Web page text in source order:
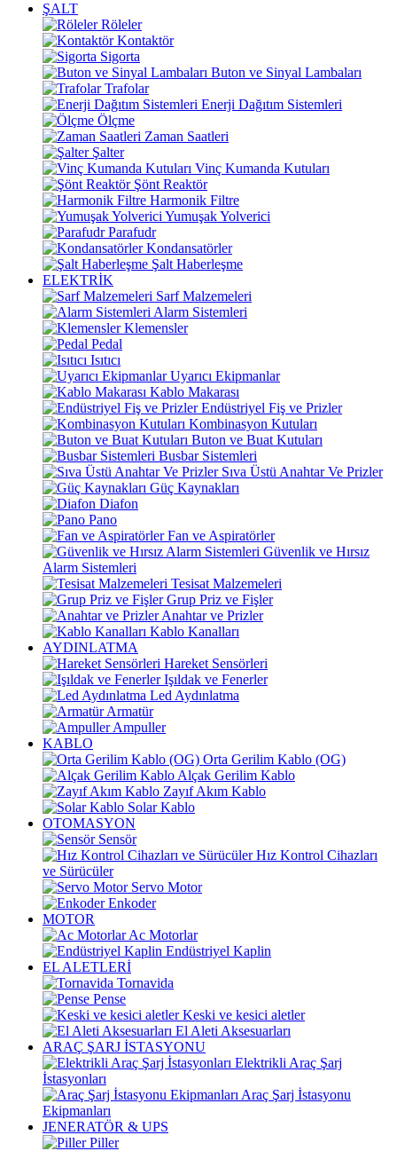
ŞALT
Röleler
Kontaktör
Sigorta
Buton ve Sinyal Lambaları
Trafolar
Enerji Dağıtım Sistemleri
Ölçme
Zaman Saatleri
Şalter
Vinç Kumanda Kutuları
Şönt Reaktör
Harmonik Filtre
Yumuşak Yolverici
Parafudr
Kondansatörler
Şalt Haberleşme
ELEKTRİK
Sarf Malzemeleri
Alarm Sistemleri
Klemensler
Pedal
Isıtıcı
Uyarıcı Ekipmanlar
Kablo Makarası
Endüstriyel Fiş ve Prizler
Kombinasyon Kutuları
Buton ve Buat Kutuları
Busbar Sistemleri
Sıva Üstü Anahtar Ve Prizler
Güç Kaynakları
Diafon
Pano
Fan ve Aspiratörler
Güvenlik ve Hırsız
Alarm Sistemleri
Tesisat Malzemeleri
Grup Priz ve Fişler
Anahtar ve Prizler
Kablo Kanalları
AYDINLATMA
Hareket Sensörleri
Işıldak ve Fenerler
Led Aydınlatma
Armatür
Ampuller
KABLO
Orta Gerilim Kablo (OG)
Alçak Gerilim Kablo
Zayıf Akım Kablo
Solar Kablo
OTOMASYON
Sensör
Hız Kontrol Cihazları
ve Sürücüler
Servo Motor
Enkoder
MOTOR
Ac Motorlar
Endüstriyel Kaplin
EL ALETLERİ
Tornavida
Pense
Keski ve kesici aletler
El Aleti Aksesuarları
ARAÇ ŞARJ İSTASYONU
Elektrikli Araç Şarj
İstasyonları
Araç Şarj İstasyonu
Ekipmanları
JENERATÖR & UPS
Piller